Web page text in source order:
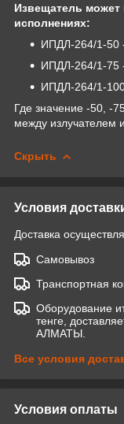
Извещатель
исполнениях:
ИПДЛ-264/1-50
ИПДЛ-264/1-75
ИПДЛ-264/1-100
Где значение -50, -
между излучателем
Скрыть
Условия
Доставка
Самовывоз
Транспортная
Оборудование
тенге,
АЛМАТЫ.
Все условия
Условия оплаты